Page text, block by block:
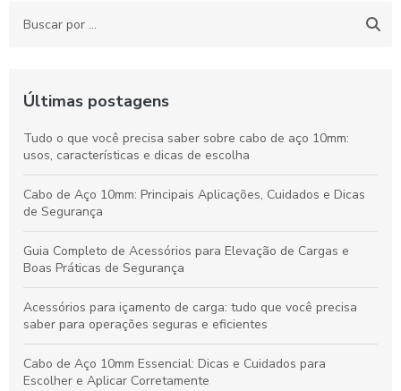
Últimas postagens
Tudo o que você precisa saber sobre cabo de aço 10mm:
usos, características e dicas de escolha
Cabo de Aço 10mm: Principais Aplicações, Cuidados e Dicas
de Segurança
Guia Completo de Acessórios para Elevação de Cargas e
Boas Práticas de Segurança
Acessórios para içamento de carga: tudo que você precisa
saber para operações seguras e eficientes
Cabo de Aço 10mm Essencial: Dicas e Cuidados para
Escolher e Aplicar Corretamente